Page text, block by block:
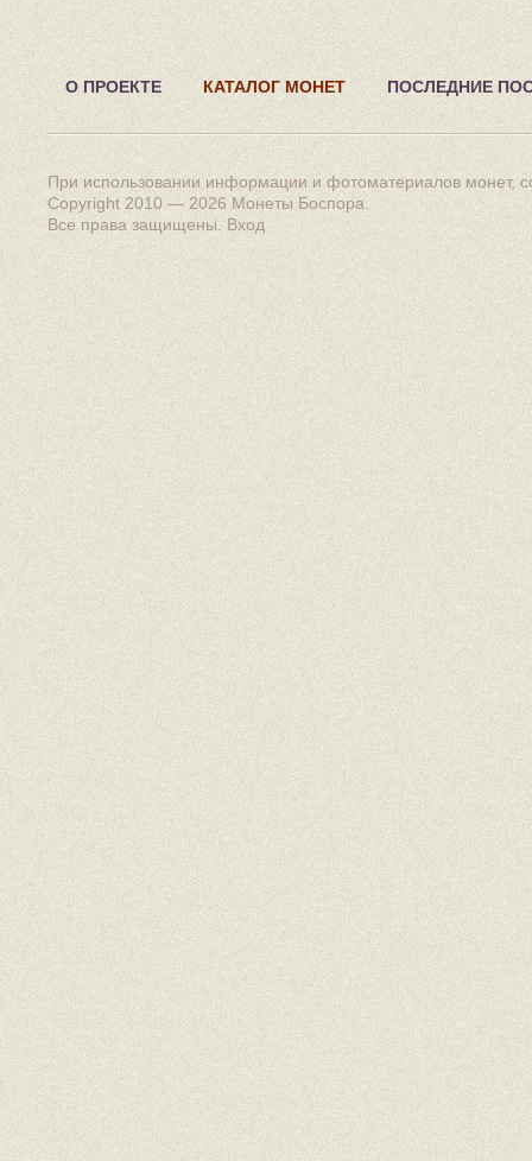
О ПРОЕКТЕ КАТАЛОГ МОНЕТ ПОСЛЕДНИЕ
При использовании информации и фотоматериалов монет,
Copyright 2010 — 2026 Монеты Боспора
Все права защищены. Вход